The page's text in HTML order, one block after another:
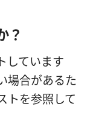
？
しています
場合があるた
トを参照して